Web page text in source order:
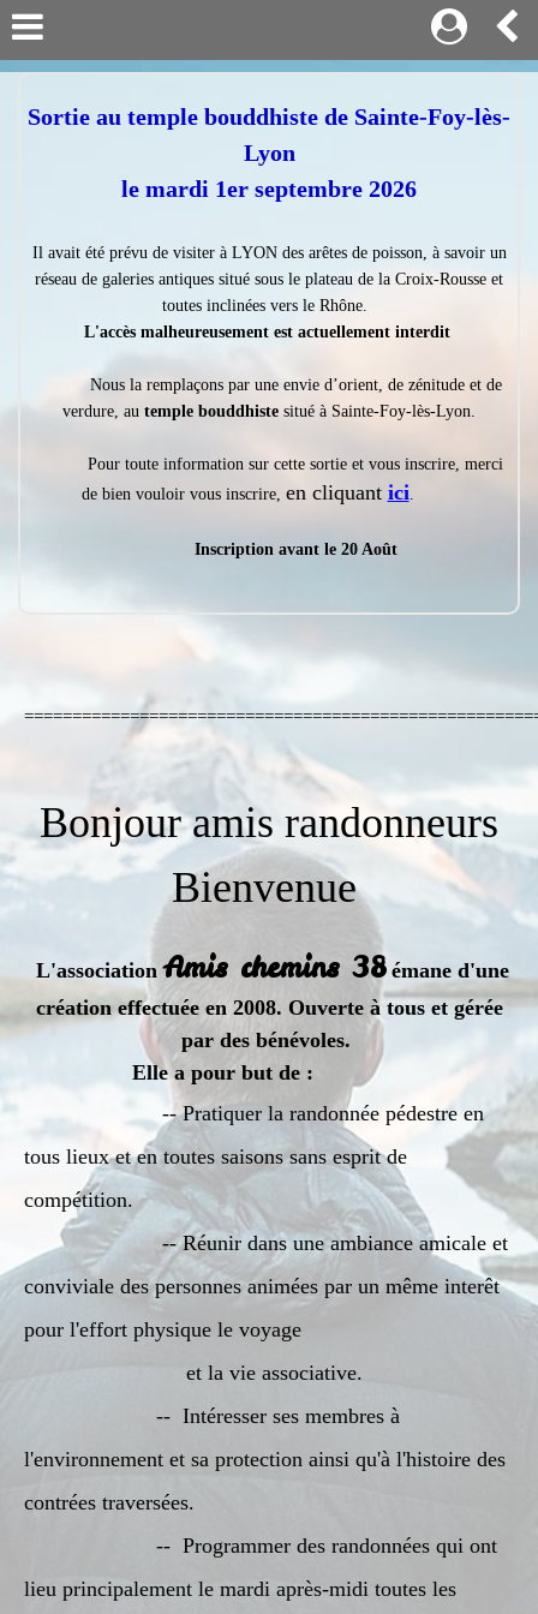
Sortie au temple bouddhiste de Sainte-Foy-lès-
Lyon
le mardi 1er septembre 2026
Il avait été prévu de visiter à LYON des arêtes de poisson, à savoir un
réseau de galeries antiques situé sous le plateau de la Croix-Rousse et
toutes inclinées vers le Rhône.
L'accès malheureusement est actuellement interdit
Nous la remplaçons par une envie d’orient, de zénitude et de
verdure, au temple bouddhiste situé à Sainte-Foy-lès-Lyon.
Pour toute information sur cette sortie et vous inscrire, merci
de bien vouloir vous inscrire, en cliquant ici.
Inscription avant le 20 Août
Bonjour amis randonneurs
Bienvenue
L'associationAmis chemins 38 émane d'une
création effectuée en 2008. Ouverte à tous et gérée
par des bénévoles.
Elle a pour but de :
-- Pratiquer la randonnée pédestre en
tous lieux et en toutes saisons sans esprit de
compétition.
-- Réunir dans une ambiance amicale et
conviviale des personnes animées par un même interêt
pour l'effort physique le voyage
et la vie associative.
-- Intéresser ses membres à
l'environnement et sa protection ainsi qu'à l'histoire des
contrées traversées.
-- Programmer des randonnées qui ont
lieu principalement le mardi après-midi toutes les